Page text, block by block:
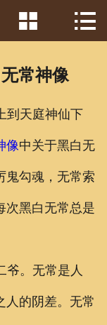
首页
誉资质
塑鉴赏
 
常神像
到天庭神仙下
像中关于黑白无
鬼勾魂，无常索
次黑白无常总是
爷。无常是人
人的阴差。无常